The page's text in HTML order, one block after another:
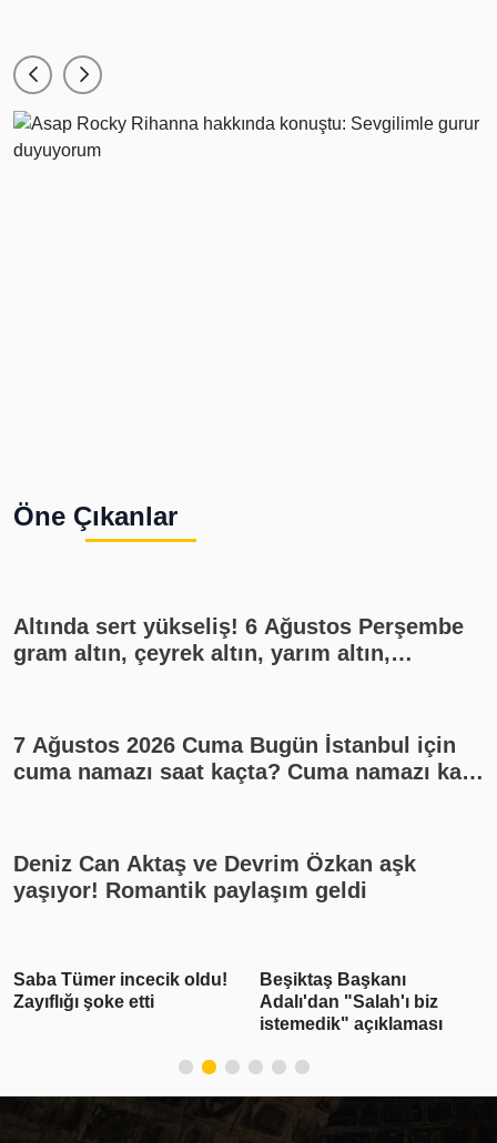
Öne Çıkanlar
Altında sert yükseliş! 6 Ağustos Perşembe
gram altın, çeyrek altın, yarım altın,
7 Ağustos 2026 Cuma Bugün İstanbul için
cuma namazı saat kaçta? Cuma namazı kaç
Deniz Can Aktaş ve Devrim Özkan aşk
yaşıyor! Romantik paylaşım geldi
Saba Tümer incecik oldu!
Zayıflığı şoke etti
Beşiktaş Başkanı
Adalı'dan "Salah'ı biz
istemedik" açıklaması